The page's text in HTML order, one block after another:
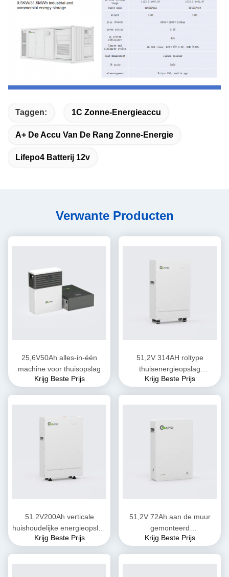
Taggen: 1C Zonne-Energieaccu
A+ De Accu Van De Rang Zonne-Energie
Lifepo4 Batterij 12v
Verwante Producten
25,6V50Ah alles-in-één
machine voor thuisopslag
Krijg Beste Prijs
51,2V 314AH roltype
thuisenergieopslag
accupakket
Krijg Beste Prijs
51.2V200Ah verticale
huishoudelijke energieopslag
batterijpack
Krijg Beste Prijs
51,2V 72Ah aan de muur
gemonteerd
thuisenergieopslagsysteem
Krijg Beste Prijs